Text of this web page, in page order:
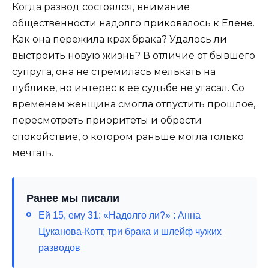
Когда развод состоялся, внимание
общественности надолго приковалось к Елене.
Как она пережила крах брака? Удалось ли
выстроить новую жизнь? В отличие от бывшего
супруга, она не стремилась мелькать на
публике, но интерес к ее судьбе не угасал. Со
временем женщина смогла отпустить прошлое,
пересмотреть приоритеты и обрести
спокойствие, о котором раньше могла только
мечтать.
Ранее мы писали
Ей 15, ему 31: «Надолго ли?» : Анна
Цуканова-Котт, три брака и шлейф чужих
разводов